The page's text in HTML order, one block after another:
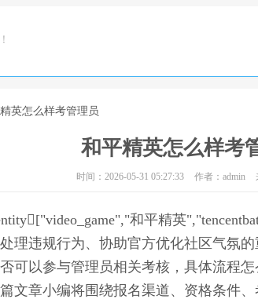
英怎么样考管理员
和平精英怎么样考
时间：2026-05-31 05:27:33 作者：admin
和平精英
理违规行为、协助官方优化社区气氛
可以参与管理员相关考核，具体流程
文章小编将围绕报名渠道、资格条件